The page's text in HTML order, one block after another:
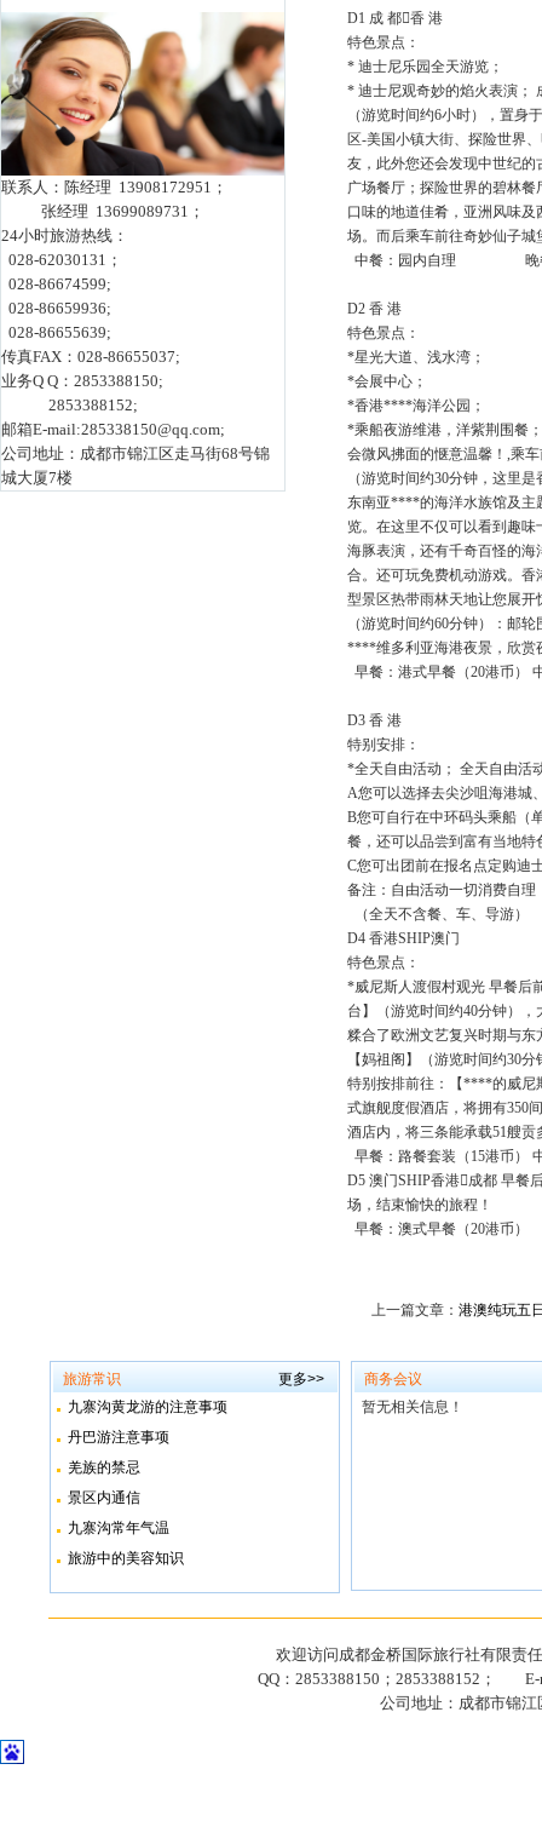
联系人：陈经理 13908172951；
张经理 13699089731；
24小时旅游热线：
028-62030131；
028-86674599;
028-86659936;
028-86655639;
传真FAX：028-86655037;
业务Q Q：2853388150;
2853388152;
邮箱E-mail:285338150@qq.com;
公司地址：成都市锦江区走马街68号锦
城大厦7楼
D1 成 都香 港
特色景点：
* 迪士尼乐园全天游览；
* 迪士尼观奇妙的焰火表演；
（游览时间约6小时），置
区-美国小镇大街、探险世界
友，此外您还会发现中世纪
广场餐厅；探险世界的碧林
口味的地道佳肴，亚洲风味
场。而后乘车前往奇妙仙子
中餐：园内自理 晚
D2 香 港
特色景点：
*星光大道、浅水湾；
*会展中心；
*香港****海洋公园；
*乘船夜游维港，洋紫荆围餐
会微风拂面的惬意温馨！,乘
（游览时间约30分钟，这里
东南亚****的海洋水族馆及主
览。在这里不仅可以看到趣味
海豚表演，还有千奇百怪的
合。还可玩免费机动游戏。
型景区热带雨林天地让您展
（游览时间约60分钟）：邮
****维多利亚海港夜景，欣赏
早餐：港式早餐（20港币）
D3 香 港
特别安排：
*全天自由活动； 全天自由活
A您可以选择去尖沙咀海港城
B您可自行在中环码头乘船（
餐，还可以品尝到富有当地特
C您可出团前在报名点定购迪
备注：自由活动一切消费自理
（全天不含餐、车、导游）
D4 香港SHIP澳门
特色景点：
*威尼斯人渡假村观光 早餐后
台】（游览时间约40分钟）
糅合了欧洲文艺复兴时期与
【妈祖阁】（游览时间约30
特别按排前往：【****的威尼
式旗舰度假酒店，将拥有350
酒店内，将三条能承载51艘
早餐：路餐套装（15港币）
D5 澳门SHIP香港成都 早餐
场，结束愉快的旅程！
早餐：澳式早餐（20港
上一篇文章： 港澳纯玩五
旅游常识
更多>>
九寨沟黄龙游的注意事项
丹巴游注意事项
羌族的禁忌
景区内通信
九寨沟常年气温
旅游中的美容知识
商务会议
暂无相关信息！
欢迎访问成都金桥国际旅行社有限责
QQ：2853388150；2853388152； E-
公司地址：成都市锦